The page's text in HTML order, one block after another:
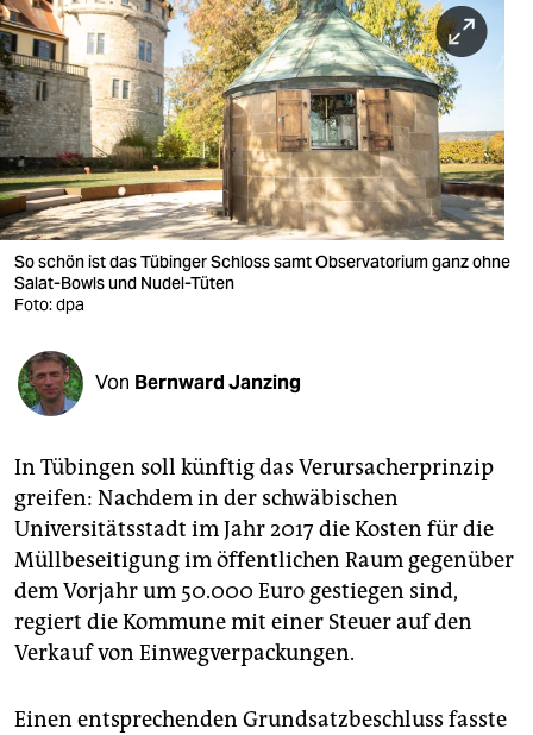
berlin
nord
wahrheit
verlag
verlag
veranstaltungen
fragen & hilfe
abo
genossenschaft
epaper login
So schön ist das Tübinger Schloss samt Observatorium ganz ohne
Salat-Bowls und Nudel-Tüten
Foto: dpa
Von Bernward Janzing
In Tübingen soll künftig das Verursacherprinzip
greifen: Nachdem in der schwäbischen
Universitätsstadt im Jahr 2017 die Kosten für die
Müllbeseitigung im öffentlichen Raum gegenüber
dem Vorjahr um 50.000 Euro gestiegen sind,
regiert die Kommune mit einer Steuer auf den
Verkauf von Einwegverpackungen.
Einen entsprechenden Grundsatzbeschluss fasste